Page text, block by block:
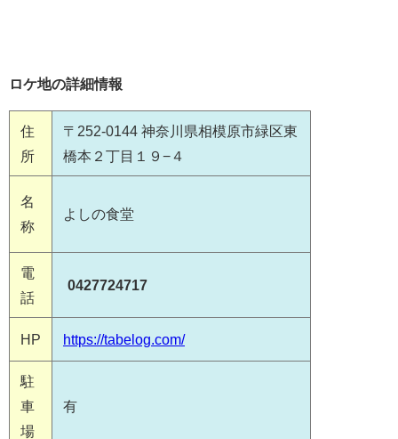
ロケ地の詳細情報
住
所
〒252-0144 神奈川県相模原市緑区東
橋本２丁目１９−４
名
称
よしの食堂
電
話
0427724717
HP https://tabelog.com/
駐
車
場
有